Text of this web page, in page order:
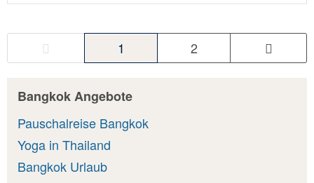
1 2
Bangkok Angebote
Pauschalreise Bangkok
Yoga in Thailand
Bangkok Urlaub